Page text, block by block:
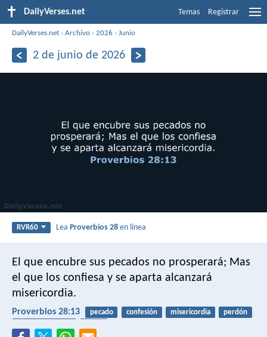
DailyVerses.net Temas Registrar
DailyVerses.net ›Archivo ›2026 ›Junio
2 de junio de 2026
RVR60 LeaProverbios 28 en línea
El que encubre sus pecados no prosperará; Mas
el que los confiesa y se aparta alcanzará
misericordia.
Proverbios 28:13 pecado confesión misericordia
perdón